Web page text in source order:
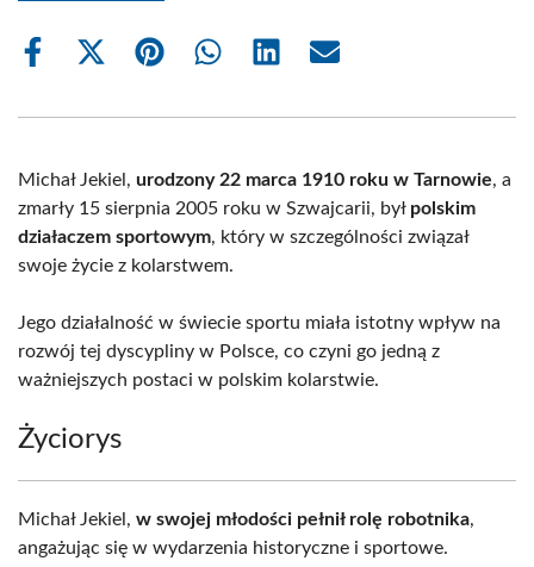
Share
Share
(Twitter)
Share Share Share Share
Michał Jekiel, urodzony 22 marca 1910 roku w Tarnowie, a
zmarły 15 sierpnia 2005 roku w Szwajcarii, był polskim
działaczem sportowym, który w szczególności związał
swoje życie z kolarstwem.
Jego działalność w świecie sportu miała istotny wpływ na
rozwój tej dyscypliny w Polsce, co czyni go jedną z
ważniejszych postaci w polskim kolarstwie.
Życiorys
Michał Jekiel, w swojej młodości pełnił rolę robotnika,
angażując się w wydarzenia historyczne i sportowe.